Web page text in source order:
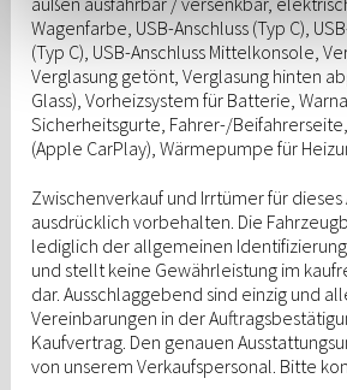
Cookies automatisch abzulehnen.
erhalten Sie in unserer
Wagenfarbe, USB-Anschluss (Typ C),
(Typ C), USB-Anschluss Mittelkonsole,
Verglasung getönt, Verglasung hinten
Glass), Vorheizsystem für Batterie,
Sicherheitsgurte, Fahrer-/
(Apple CarPlay), Wärmepumpe für
Zwischenverkauf und Irrtümer für
ausdrücklich vorbehalten. Die
lediglich der allgemeinen
und stellt keine Gewährleistung im
dar. Ausschlaggebend sind einzig und
Vereinbarungen in der
Kaufvertrag. Den genauen
von unserem Verkaufspersonal. Bitte